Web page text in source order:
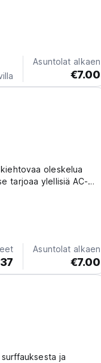
from original
Asuntolat alkaen
€7.00
oleskelua
tarjoaa ylellisiä AC-
Asuntolat alkaen
€7.00
ja